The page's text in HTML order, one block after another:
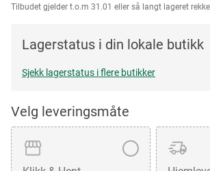
Tilbudet gjelder t.o.m 31.01 eller så langt lageret
Lagerstatus i din lokale butikk
Sjekk lagerstatus i flere butikker
Velg leveringsmåte